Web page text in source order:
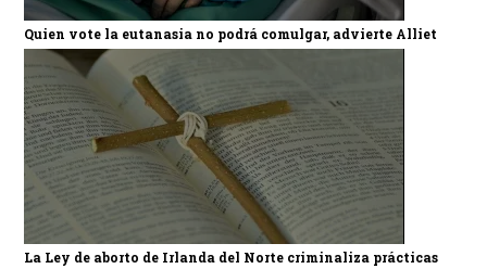
Quien vote la eutanasia no podrá comulgar, advierte Alliet
La Ley de aborto de Irlanda del Norte criminaliza prácticas